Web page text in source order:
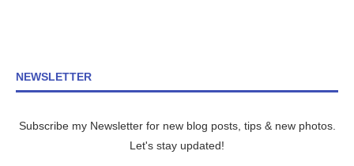
NEWSLETTER
Subscribe my Newsletter for new blog posts, tips & new photos.
Let's stay updated!